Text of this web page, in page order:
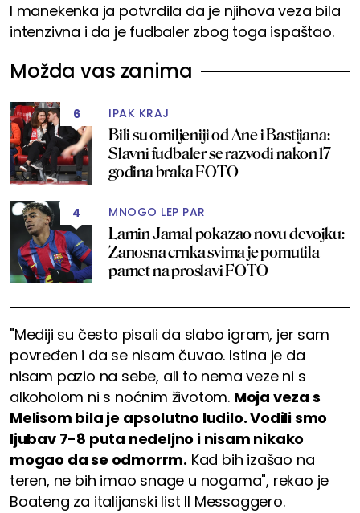
I manekenka ja potvrdila da je njihova veza bila
intenzivna i da je fudbaler zbog toga ispaštao.
Možda vas zanima
6 IPAK KRAJ
Bili su omiljeniji od Ane i Bastijana:
Slavni fudbaler se razvodi nakon 17
godina braka FOTO
4 MNOGO LEP PAR
Lamin Jamal pokazao novu devojku:
Zanosna crnka svima je pomutila
pamet na proslavi FOTO
"Mediji su često pisali da slabo igram, jer sam
povređen i da se nisam čuvao. Istina je da
nisam pazio na sebe, ali to nema veze ni s
alkoholom ni s noćnim životom. Moja veza s
Melisom bila je apsolutno ludilo. Vodili smo
ljubav 7-8 puta nedeljno i nisam nikako
mogao da se odmorrm. Kad bih izašao na
teren, ne bih imao snage u nogama", rekao je
Boateng za italijanski list Il Messaggero.